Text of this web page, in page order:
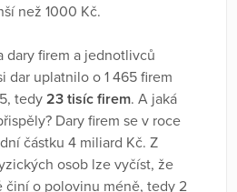
než 1000 Kč.
dary firem a jednotlivců
dar uplatnilo o 1 465 firem
tedy23 tisíc firem. A jaká
Dary firem se v roce
částku 4 miliard Kč. Z
osob lze vyčíst, že
činí o polovinu méně, tedy 2